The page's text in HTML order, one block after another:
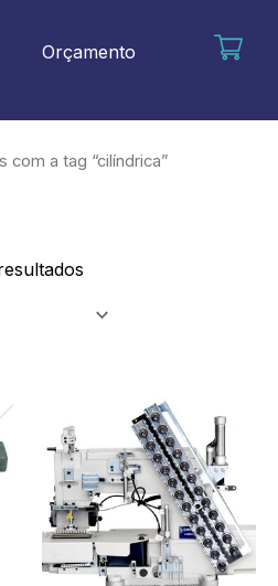
Orçamento
com a tag “cilíndrica”